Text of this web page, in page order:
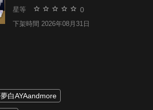
星等 0
下架時間 2026年08月31日
夢白AYAandmore